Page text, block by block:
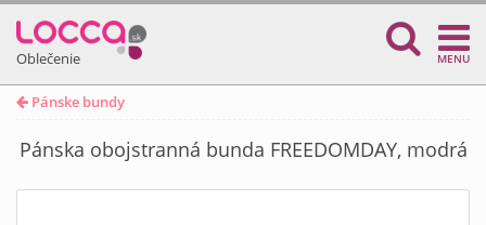
Oblečenie MENU
Pánske bundy
Pánska obojstranná bunda FREEDOMDAY, modrá